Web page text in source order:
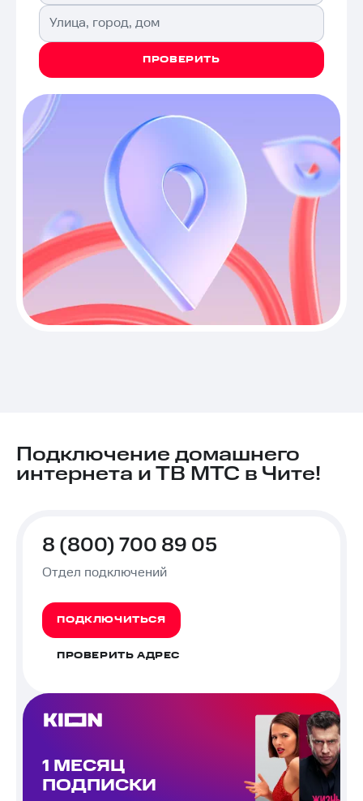
Улица, город, дом
ПРОВЕРИТЬ
Подключение домашнего
интернета и ТВ МТС в Чите!
8 (800) 700 89 05
Отдел подключений
ПОДКЛЮЧИТЬСЯ
ПРОВЕРИТЬ АДРЕС
1 МЕСЯЦ
ПОДПИСКИ